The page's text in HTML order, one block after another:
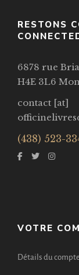
RESTONS
6878 rue
H4E 3L6
contact [at]
(438) 523-
VOTRE
Détails du